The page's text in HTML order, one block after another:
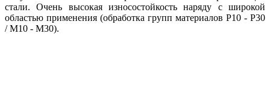
стали. Очень высокая износостойкость наряду с широкой
областью применения (обработка групп материалов P10 - P30
/ M10 - M30).